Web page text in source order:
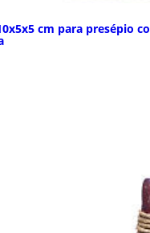
cm para presépio